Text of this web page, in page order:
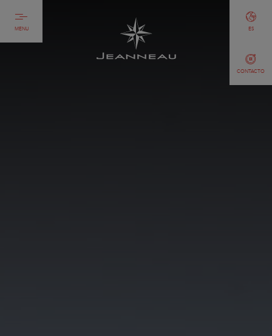
MENU
CONTACTO
ES